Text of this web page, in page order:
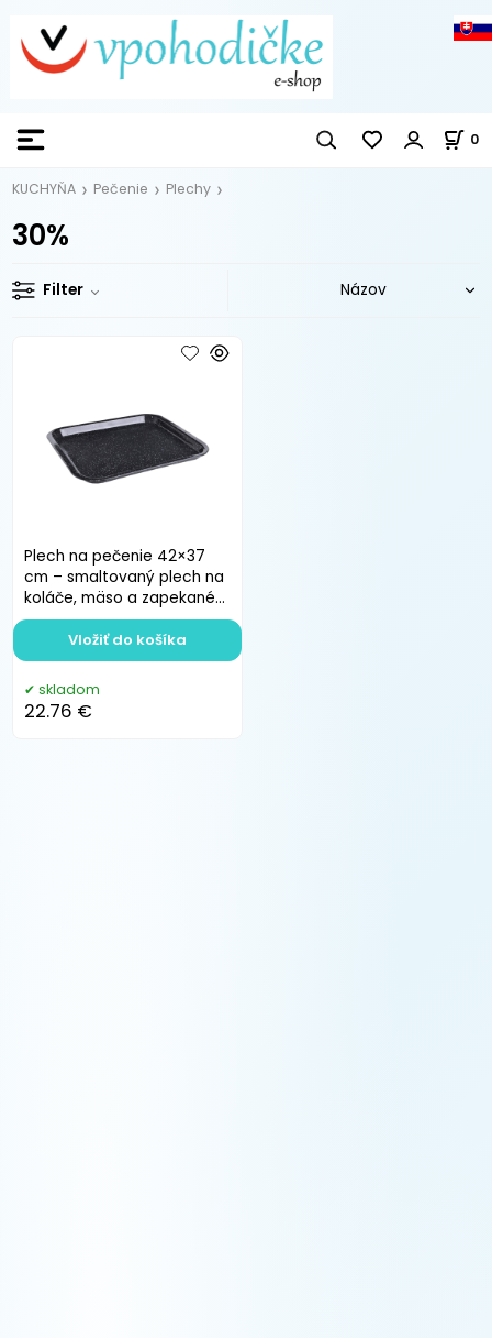
0
KUCHYŇA Pečenie Plechy
30%
Filter
Plech na pečenie 42×37
cm – smaltovaný plech na
koláče, mäso a zapekané
jedlá
skladom
22.76 €
Vložiť do košíka